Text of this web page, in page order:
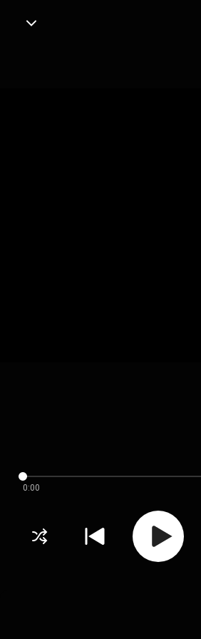
0:00